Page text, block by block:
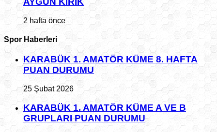
2 hafta önce
Spor Haberleri
KARABÜK 1. AMATÖR KÜME 8. HAFTA
PUAN DURUMU
25 Şubat 2026
KARABÜK 1. AMATÖR KÜME A VE B
GRUPLARI PUAN DURUMU